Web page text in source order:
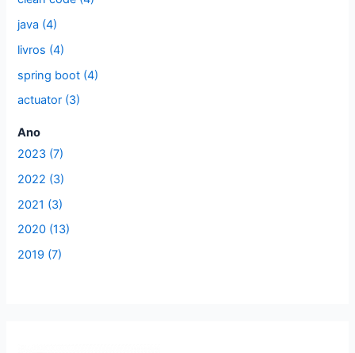
r
:
java (4)
livros (4)
spring boot (4)
actuator (3)
Ano
2023 (7)
2022 (3)
2021 (3)
2020 (13)
2019 (7)